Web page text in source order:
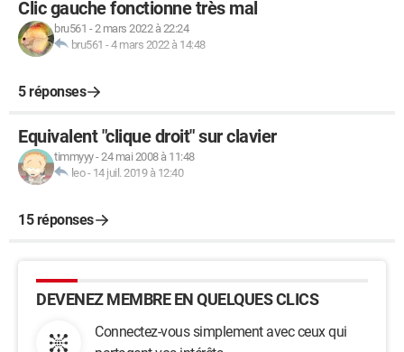
Clic gauche fonctionne très mal
bru561 -2 mars 2022 à 22:24
bru561 -4 mars 2022 à 14:48
5 réponses
Equivalent "clique droit" sur clavier
timmyyy-24 mai 2008 à 11:48
leo- 14 juil. 2019 à 12:40
15 réponses
DEVENEZ MEMBRE EN QUELQUES CLICS
Connectez-vous simplement avec ceux qui